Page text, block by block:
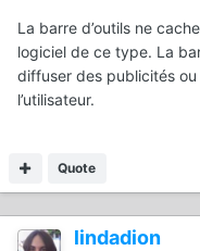
La barre d’outils ne
logiciel de ce type. La
diffuser des publicités
l’utilisateur.
Quote
lindadion